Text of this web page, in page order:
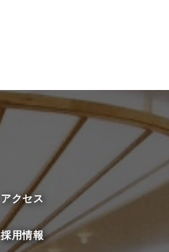
アクセス
採用情報